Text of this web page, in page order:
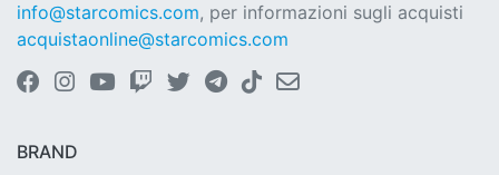
info@starcomics.com, per informazioni sugli acquisti
acquistaonline@starcomics.com
BRAND